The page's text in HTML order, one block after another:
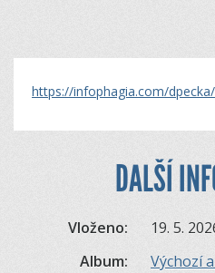
https://infophagia.com/
DALŠÍ
Vloženo:
19. 5.
Album:
Výchozí